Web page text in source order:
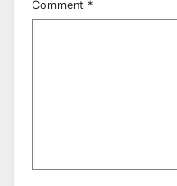
Comment *